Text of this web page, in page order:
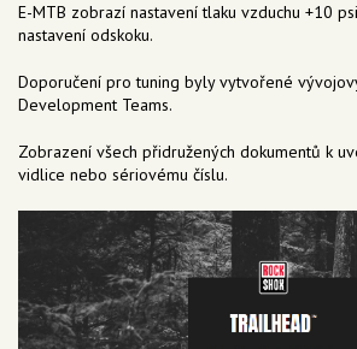
E-MTB zobrazí nastavení tlaku vzduchu +10
nastavení odskoku.
Doporučení pro tuning byly vytvořené
Development Teams.
Zobrazení všech přidružených dokumentů k
vidlice nebo sériovému číslu.